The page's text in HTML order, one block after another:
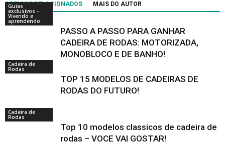
ARTIGOS RELACIONADOS MAIS DO AUTOR
Guias
exclusivos -
Vivendo e
aprendendo
PASSO A PASSO PARA GANHAR
CADEIRA DE RODAS: MOTORIZADA,
MONOBLOCO E DE BANHO!
Cadeira de
Rodas
TOP 15 MODELOS DE CADEIRAS DE
RODAS DO FUTURO!
Cadeira de
Rodas
Top 10 modelos classicos de cadeira de
rodas – VOCE VAI GOSTAR!